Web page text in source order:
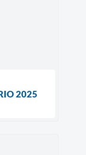
2025